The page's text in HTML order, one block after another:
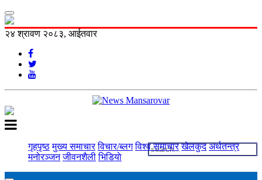
२४ श्रावण २०८३, आईतवार
गृहपृष्ठ मुख्य समाचार विचार/ब्लग विश्व समाचार खेलकुद अर्थतन्त्र
मनोरञ्‍जन जीवनशैली भिडियाे